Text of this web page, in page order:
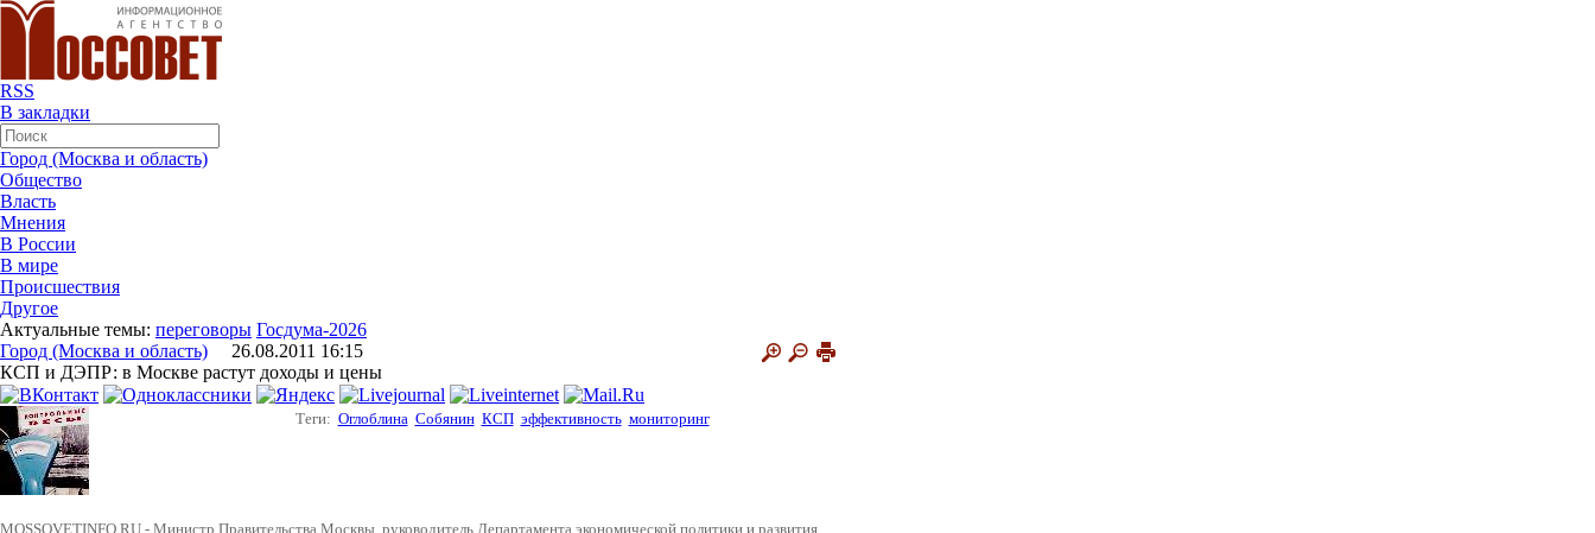
RSS
В закладки
Город (Москва и область)
Общество
Власть
Мнения
В России
В мире
Происшествия
Другое
Актуальные темы: переговоры Госдума-2026
Город (Москва и область) 26.08.2011 16:15
КСП и ДЭПР: в Москве растут доходы и цены
Теги: Оглоблина Собянин КСП эффективность мониторинг
MOSSOVETINFO.RU - Министр Правительства Москвы, руководитель Департамента экономической политики и развития